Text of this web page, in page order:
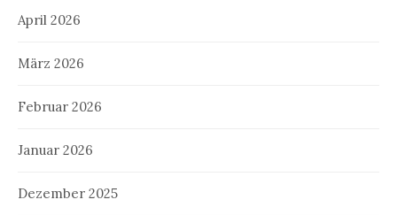
April 2026
März 2026
Februar 2026
Januar 2026
Dezember 2025